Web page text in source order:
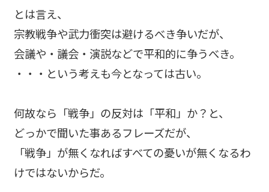
とは言え、
宗教戦争や武力衝突は避けるべき争いだが、
会議や・議会・演説などで平和的に争うべき。
・・・という考えも今となっては古い。
何故なら「戦争」の反対は「平和」か？と、
どっかで聞いた事あるフレーズだが、
「戦争」が無くなればすべての憂いが無くなるわ
けではないからだ。